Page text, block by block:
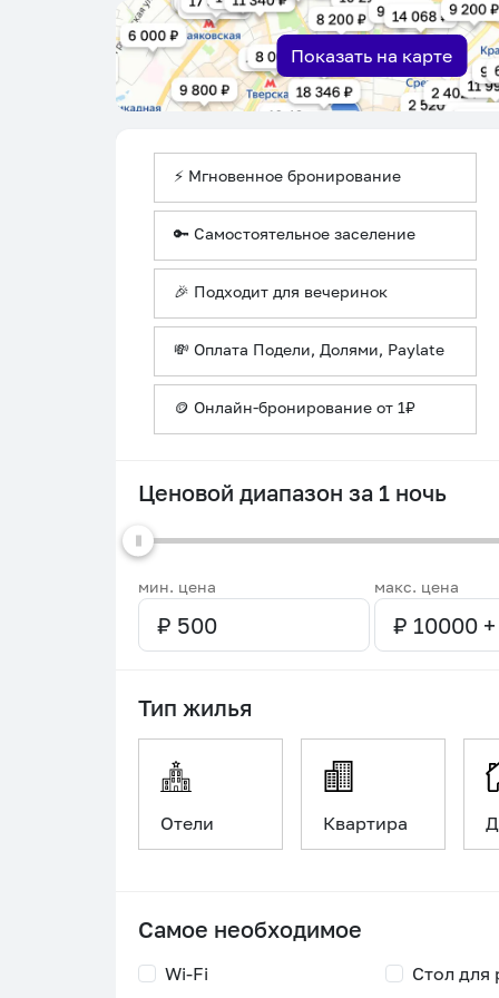
Показать на карте
⚡ Мгновенное бронирование
🔑 Самостоятельное заселение
🎉 Подходит для вечеринок
💸 Оплата Подели, Долями, Paylate
🪙 Онлайн-бронирование от 1₽
Ценовой диапазон за 1 ночь
мин. цена макс. цена
Тип жилья
Отели Квартира
Самое необходимое
Wi-Fi
Стол для